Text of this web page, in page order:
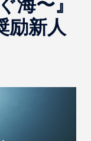
海〜』
励新人